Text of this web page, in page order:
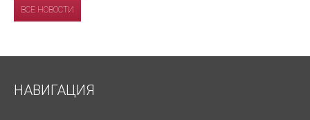
ВСЕ НОВОСТИ
НАВИГАЦИЯ